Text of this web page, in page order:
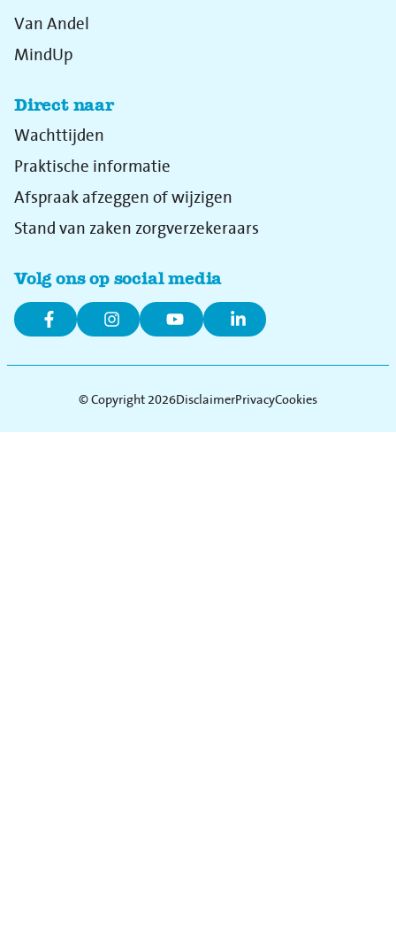
Van Andel
MindUp
Direct naar
Wachttijden
Praktische informatie
Afspraak afzeggen of wijzigen
Stand van zaken zorgverzekeraars
Volg ons op social media
© Copyright 2026DisclaimerPrivacyCookies